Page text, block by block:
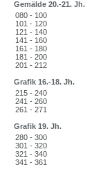
Gemälde 20.-21. Jh.
080 - 100
101 - 120
121 - 140
141 - 160
161 - 180
181 - 200
201 - 212
Grafik 16.-18. Jh.
215 - 240
241 - 260
261 - 271
Grafik 19. Jh.
280 - 300
301 - 320
321 - 340
341 - 361